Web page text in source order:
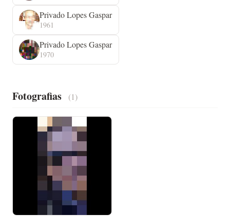
Privado Lopes Gaspar
1961
Privado Lopes Gaspar
1970
Fotografias (1)